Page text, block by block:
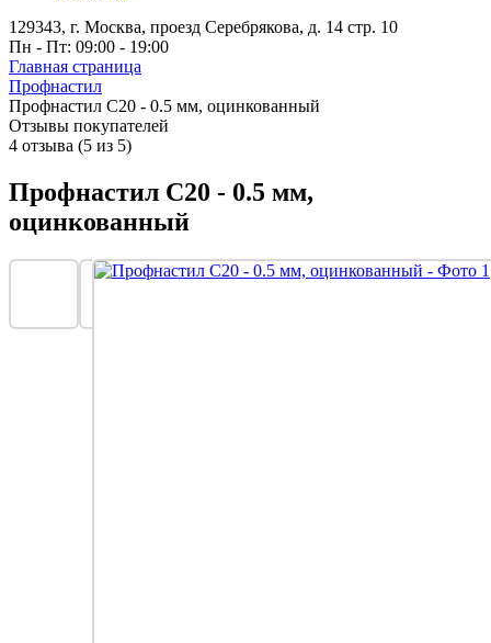
129343, г. Москва, проезд Серебрякова, д. 14 стр. 10
Пн - Пт: 09:00 - 19:00
Главная страница
Профнастил
Профнастил С20 - 0.5 мм, оцинкованный
Отзывы покупателей
4 отзыва (5 из 5)
Профнастил С20 - 0.5 мм,
оцинкованный